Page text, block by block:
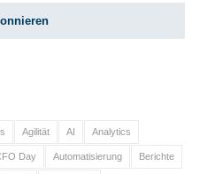
Agilität AI Analytics
Day Automatisierung Berichte